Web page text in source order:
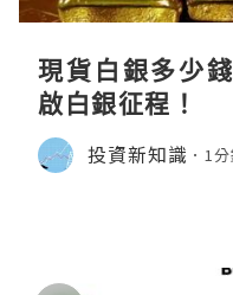
現貨白銀多少
啟白銀征程！
投資新知識 1